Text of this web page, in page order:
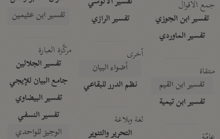
جمع الأقوال
تفسير ابن الجوزي
تفسير الماوردي
منتقاة
تفسير ابن القيم
تفسير ابن تيمية
تفسير الرازي
أخرى
أضواء البيان
نظم الدرر للبقاعي
لغة وبلاغة
التحرير والتنوير
تفسير ابن عثيمين
مركَّزة العبارة
تفسير الجلالين
جامع البيان للإيجي
تفسير البيضاوي
تفسير النسفي
الوجيز للواحدي